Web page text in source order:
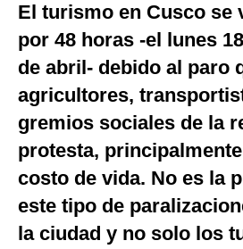
México
España
Internacional
Tecnología
Club del Suscriptor
G de Gestión
El turismo en Cusco se
por 48 horas -el lunes
de abril- debido al paro
agricultores,
gremios sociales de la
protesta,
costo de vida. No es la
este tipo de
la ciudad y no solo los